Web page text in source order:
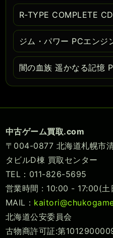
R-TYPE COMPLETE
ジム・パワー PCエンジ
闇の血族 遥かなる記憶
中古ゲーム買取.com
〒004-0877 北海道札幌市
タビルD棟 買取センター
TEL：011-826-5695
営業時間 : 10:00 - 17:00(土
MAIL：
北海道公安委員会
古物商許可証:第